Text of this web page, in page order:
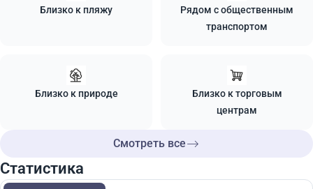
Близко к пляжу
Рядом с общественным
транспортом
Близко к природе
Близко к торговым
центрам
Смотреть все
Статистика